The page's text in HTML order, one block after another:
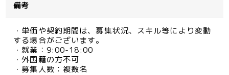
備考
・単価や契約期間は、募集状況、スキル等により変動
する場合がございます。
・就業：9:00-18:00
・外国籍の方不可
・募集人数：複数名